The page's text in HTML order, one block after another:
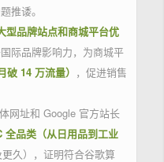
推诿。
型品牌站点和商城平台优
际品牌影响力，为商城平
14 万流量） ，促进销售
网址和 Google 官方站长
全品类（从日用品到工业
久），证明符合谷歌算